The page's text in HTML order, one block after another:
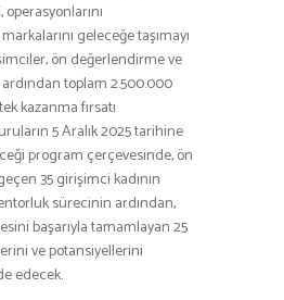
geleceğe taşımayı
ön değerlendirme ve
toplam 2.500.000
kazanma fırsatı
5 Aralık 2025 tarihine
program çerçevesinde, ön
35 girişimci kadının
sürecinin ardından,
başarıyla tamamlayan 25
ve potansiyellerini
edecek.